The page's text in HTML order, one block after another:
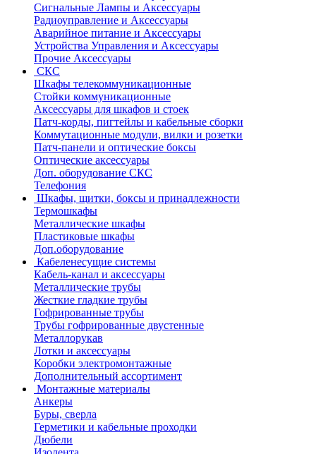
Сигнальные Лампы и Аксессуары
Радиоуправление и Аксессуары
Аварийное питание и Аксессуары
Устройства Управления и Аксессуары
Прочие Аксессуары
СКС
Шкафы телекоммуникационные
Стойки коммуникационные
Аксессуары для шкафов и стоек
Патч-корды, пигтейлы и кабельные сборки
Коммутационные модули, вилки и розетки
Патч-панели и оптические боксы
Оптические аксессуары
Доп. оборудование СКС
Телефония
Шкафы, щитки, боксы и принадлежности
Термошкафы
Металлические шкафы
Пластиковые шкафы
Доп.оборудование
Кабеленесущие системы
Кабель-канал и аксессуары
Металлические трубы
Жесткие гладкие трубы
Гофрированные трубы
Трубы гофрированные двустенные
Металлорукав
Лотки и аксессуары
Коробки электромонтажные
Дополнительный ассортимент
Монтажные материалы
Анкеры
Буры, сверла
Герметики и кабельные проходки
Дюбели